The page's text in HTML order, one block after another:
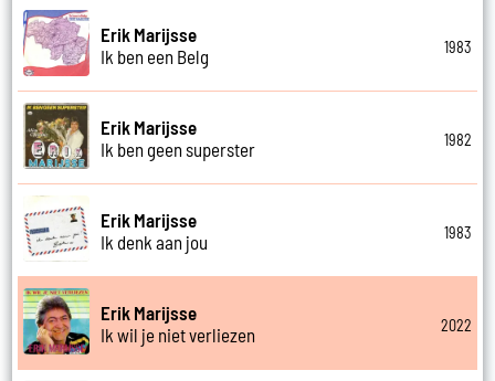
Erik Marijsse
Ik ben een Belg
1983
Erik Marijsse
Ik ben geen superster
1982
Erik Marijsse
Ik denk aan jou
1983
Erik Marijsse
Ik wil je niet verliezen
2022